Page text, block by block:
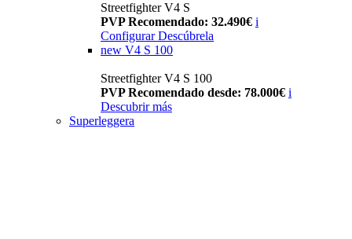
Streetfighter V4 S
PVP Recomendado: 32.490€ i
Configurar Descúbrela
new V4 S 100
Streetfighter V4 S 100
PVP Recomendado desde: 78.000€ i
Descubrir más
Superleggera